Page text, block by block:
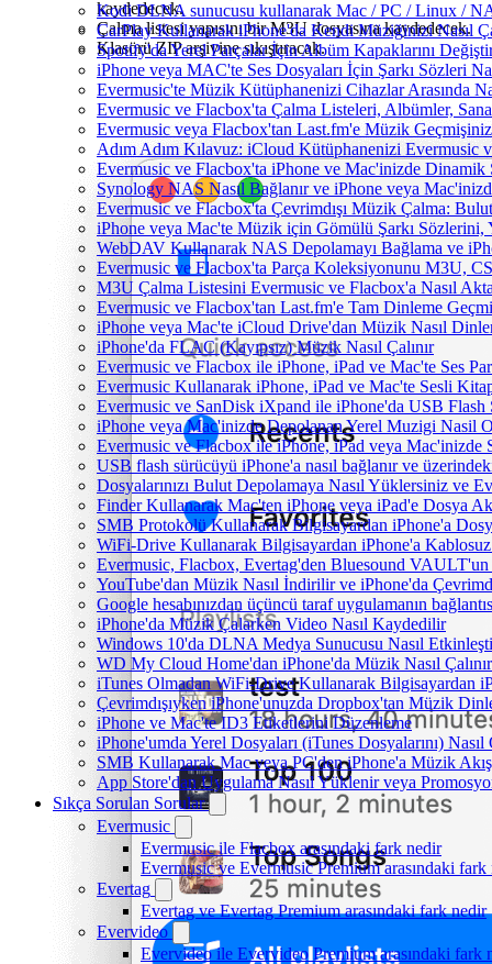
Kodi DLNA sunucusu kullanarak Mac / PC / Linux /
CarPlay Kullanarak iPhone'da Kendi Müziğinizi Nasıl
Spotify'da Yerel Parçalar İçin Albüm Kapaklarını
iPhone veya MAC'te Ses Dosyaları İçin Şarkı Sözleri
Evermusic'te Müzik Kütüphanenizi Cihazlar Arasında
Evermusic ve Flacbox'ta Çalma Listeleri, Albümler,
Evermusic veya Flacbox'tan Last.fm'e Müzik
Adım Adım Kılavuz: iCloud Kütüphanenizi Evermusic
Evermusic ve Flacbox'ta iPhone ve Mac'inizde Dinamik
Synology NAS Nasıl Bağlanır ve iPhone veya
Evermusic ve Flacbox'ta Çevrimdışı Müzik Çalma:
iPhone veya Mac'te Müzik için Gömülü Şarkı Sözlerini,
WebDAV Kullanarak NAS Depolamayı Bağlama ve
Evermusic ve Flacbox'ta Parça Koleksiyonunu M3U,
M3U Çalma Listesini Evermusic ve Flacbox'a Nasıl
Evermusic ve Flacbox'tan Last.fm'e Tam Dinleme
iPhone veya Mac'te iCloud Drive'dan Müzik Nasıl
iPhone'da FLAC (Kayıpsız) Müzik Nasıl Çalınır
Evermusic ve Flacbox ile iPhone, iPad ve Mac'te Ses
Evermusic Kullanarak iPhone, iPad ve Mac'te Sesli
Evermusic ve SanDisk iXpand ile iPhone'da USB Flash
iPhone veya Mac'inizde Depolanan Yerel Muzigi Nasil
Evermusic ve Flacbox ile iPhone, iPad veya Mac'inizde
USB flash sürücüyü iPhone'a nasıl bağlanır ve
Dosyalarınızı Bulut Depolamaya Nasıl Yüklersiniz ve
Finder Kullanarak Mac'ten iPhone veya iPad'e Dosya
SMB Protokolü Kullanarak Bilgisayardan iPhone'a
WiFi-Drive Kullanarak Bilgisayardan iPhone'a Kablosuz
Evermusic, Flacbox, Evertag'den Bluesound VAULT'un
YouTube'dan Müzik Nasıl İndirilir ve iPhone'da
Google hesabınızdan üçüncü taraf uygulamanın
iPhone'da Müzik Çalarken Video Nasıl Kaydedilir
Windows 10'da DLNA Medya Sunucusu Nasıl
WD My Cloud Home'dan iPhone'da Müzik Nasıl Çalınır
iTunes Olmadan WiFi-Drive Kullanarak Bilgisayardan
Çevrimdışıyken iPhone'unuzda Dropbox'tan Müzik
iPhone ve Mac'te ID3 Etiketlerini Düzenleme
iPhone'umda Yerel Dosyaları (iTunes Dosyalarını) Nasıl
SMB Kullanarak Mac veya PC'den iPhone'a Müzik
App Store'dan Uygulama Nasıl Yüklenir veya
Sıkça Sorulan Sorular
Evermusic
Evermusic ile Flacbox arasındaki fark nedir
Evermusic ve Evermusic Premium arasındaki fark
Evertag
Evertag ve Evertag Premium arasındaki fark nedir
Evervideo
Evervideo ile Evervideo Premium arasındaki fark
kaydedecek.
Çalma listesi yapısını bir M3U dosyasına kaydedecek.
Klasörü ZIP arşivine sıkıştıracak.